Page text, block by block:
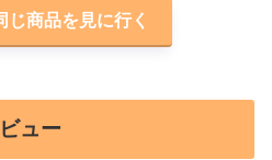
じ商品を見に行く
ュー